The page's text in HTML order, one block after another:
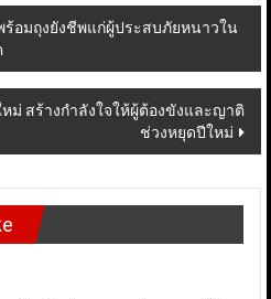
ร้อมถุงยังชีพแก่ผู้ประสบภัยหนาวใน
สร้างกำลังใจให้ผู้ต้องขังและญาติ
ช่วงหยุดปีใหม่